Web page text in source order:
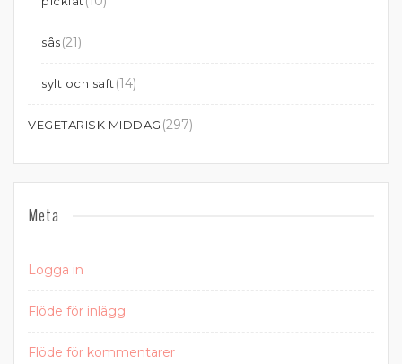
sås(21)
sylt och saft (14)
VEGETARISK MIDDAG (297)
Meta
Logga in
Flöde för inlägg
Flöde för kommentarer